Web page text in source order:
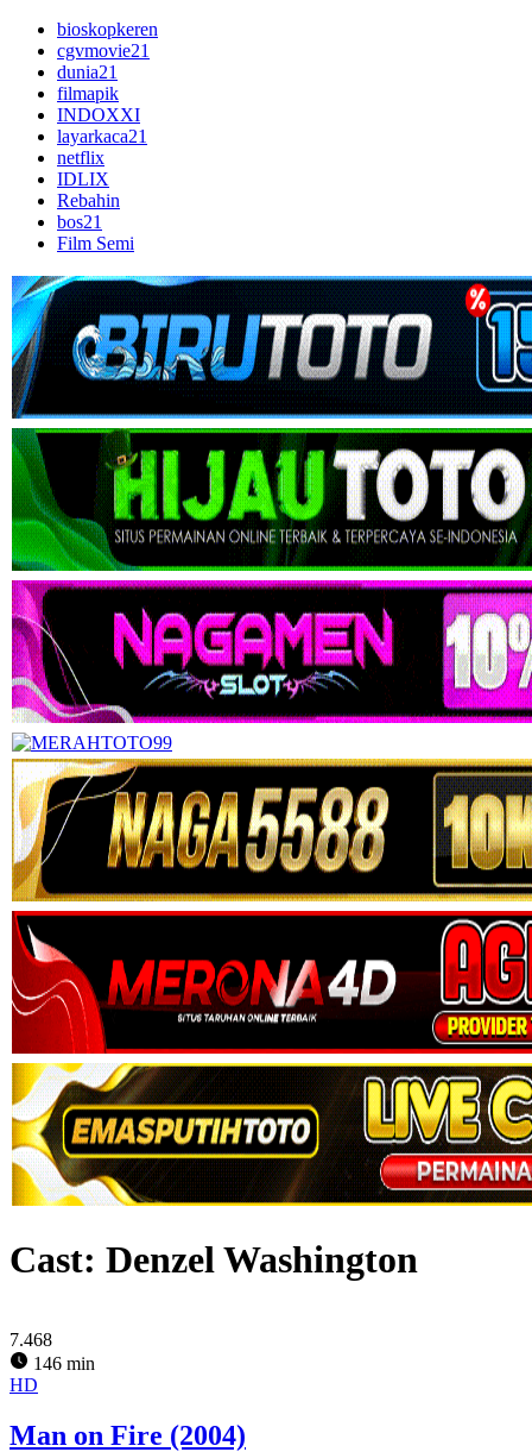
bioskopkeren
cgvmovie21
dunia21
filmapik
INDOXXI
layarkaca21
netflix
IDLIX
Rebahin
bos21
Film Semi
Cast: Denzel Washington
7.468
146 min
HD
Man on Fire (2004)